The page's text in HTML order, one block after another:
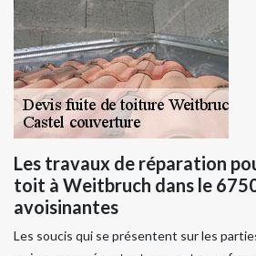
Les travaux de réparation
toit à Weitbruch dans le
avoisinantes
Les soucis qui se présentent sur les